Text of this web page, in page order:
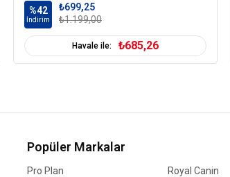
%42
İndirim
₺699,25
₺1.199,00
Havale ile: ₺685,26
Popüler Markalar
Pro Plan Royal Canin